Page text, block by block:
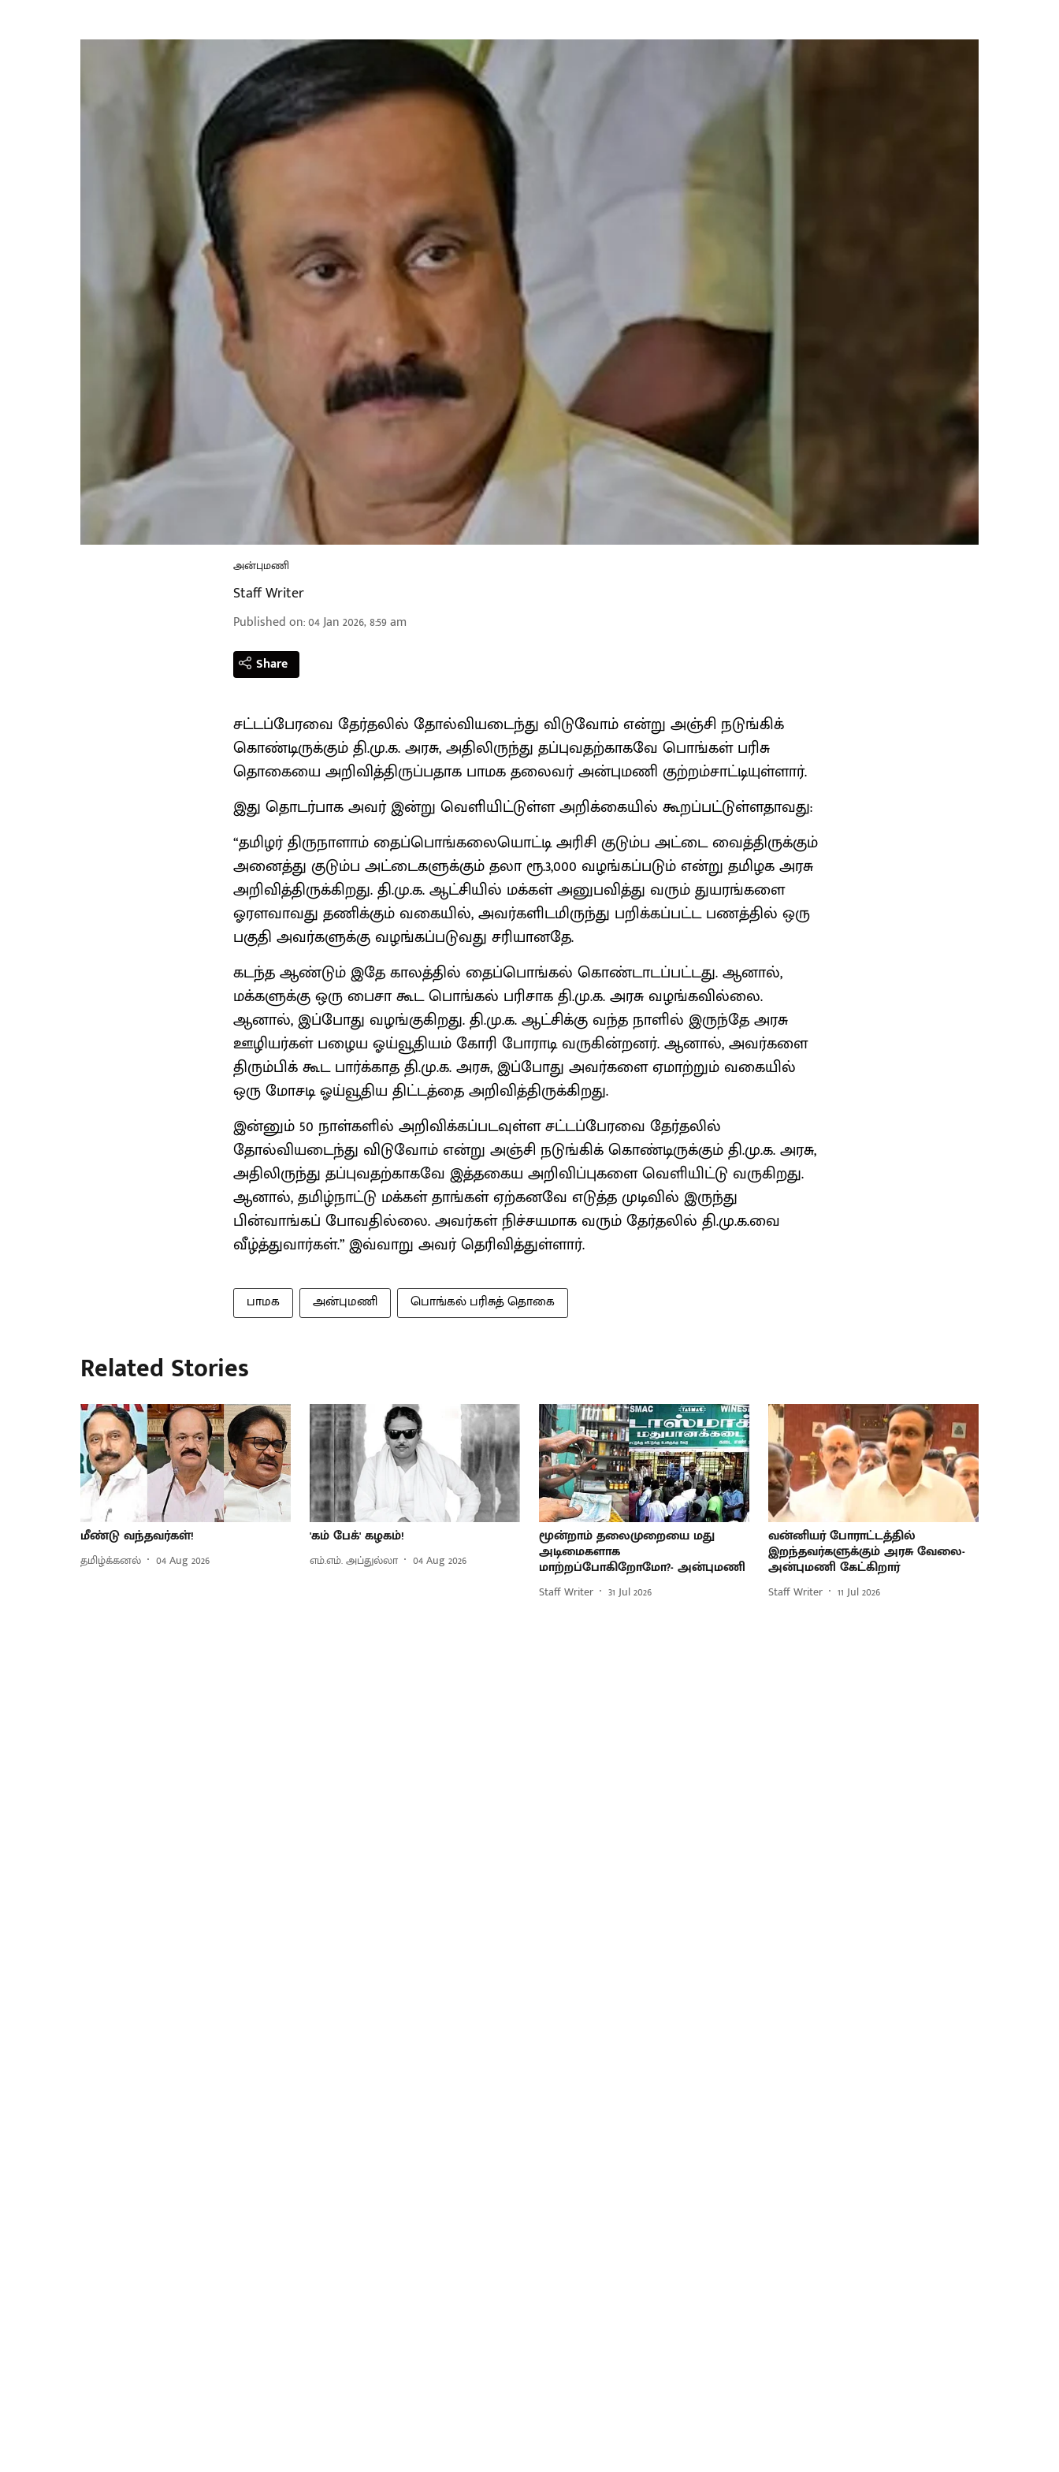
அன்புமணி
Staff Writer
Published on:04 Jan 2026, 8:59 am
Share
சட்டப்பேரவை தேர்தலில் தோல்வியடைந்து விடுவோம் என்று அஞ்சி நடுங்கிக்
கொண்டிருக்கும் தி.மு.க. அரசு, அதிலிருந்து தப்புவதற்காகவே பொங்கள் பரிசு
தொகையை அறிவித்திருப்பதாக பாமக தலைவர் அன்புமணி குற்றம்சாட்டியுள்ளார்.
இது தொடர்பாக அவர் இன்று வெளியிட்டுள்ள அறிக்கையில் கூறப்பட்டுள்ளதாவது:
“தமிழர் திருநாளாம் தைப்பொங்கலையொட்டி அரிசி குடும்ப அட்டை வைத்திருக்கும்
அனைத்து குடும்ப அட்டைகளுக்கும் தலா ரூ.3,000 வழங்கப்படும் என்று தமிழக அரசு
அறிவித்திருக்கிறது. தி.மு.க. ஆட்சியில் மக்கள் அனுபவித்து வரும் துயரங்களை
ஓரளவாவது தணிக்கும் வகையில், அவர்களிடமிருந்து பறிக்கப்பட்ட பணத்தில் ஒரு
பகுதி அவர்களுக்கு வழங்கப்படுவது சரியானதே.
கடந்த ஆண்டும் இதே காலத்தில் தைப்பொங்கல் கொண்டாடப்பட்டது. ஆனால்,
மக்களுக்கு ஒரு பைசா கூட பொங்கல் பரிசாக தி.மு.க. அரசு வழங்கவில்லை.
ஆனால், இப்போது வழங்குகிறது. தி.மு.க. ஆட்சிக்கு வந்த நாளில் இருந்தே அரசு
ஊழியர்கள் பழைய ஓய்வூதியம் கோரி போராடி வருகின்றனர். ஆனால், அவர்களை
திரும்பிக் கூட பார்க்காத தி.மு.க. அரசு, இப்போது அவர்களை ஏமாற்றும் வகையில்
ஒரு மோசடி ஓய்வூதிய திட்டத்தை அறிவித்திருக்கிறது.
இன்னும் 50 நாள்களில் அறிவிக்கப்படவுள்ள சட்டப்பேரவை தேர்தலில்
தோல்வியடைந்து விடுவோம் என்று அஞ்சி நடுங்கிக் கொண்டிருக்கும் தி.மு.க. அரசு,
அதிலிருந்து தப்புவதற்காகவே இத்தகைய அறிவிப்புகளை வெளியிட்டு வருகிறது.
ஆனால், தமிழ்நாட்டு மக்கள் தாங்கள் ஏற்கனவே எடுத்த முடிவில் இருந்து
பின்வாங்கப் போவதில்லை. அவர்கள் நிச்சயமாக வரும் தேர்தலில் தி.மு.க.வை
வீழ்த்துவார்கள்.” இவ்வாறு அவர் தெரிவித்துள்ளார்.
பாமக அன்புமணி பொங்கல் பரிசுத் தொகை
Related Stories
மீண்டு வந்தவர்கள்!
தமிழ்க்கனல் 04 Aug 2026
'கம் பேக்' கழகம்!
எம்.எம். அப்துல்லா 04 Aug 2026
மூன்றாம் தலைமுறையை மது
அடிமைகளாக
மாற்றப்போகிறோமோ?- அன்புமணி
Staff Writer 31 Jul 2026
வன்னியர் போராட்டத்தில்
இறந்தவர்களுக்கும் அரசு வேலை-
அன்புமணி கேட்கிறார்
Staff Writer 11 Jul 2026